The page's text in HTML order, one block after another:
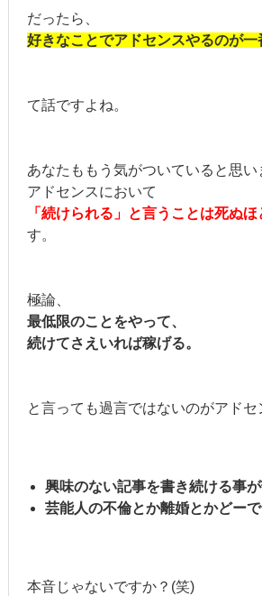
だったら、
好きなことでアドセンスやるのが一
て話ですよね。
あなたももう気がついていると思い
アドセンスにおいて
「続けられる」 と言うことは死ぬ
す。
極論、
最低限のことをやって、
続けてさえいれば稼げる。
と言っても過言ではないのがアドセ
興味のない記事を書き続ける事
芸能人の不倫とか離婚とかどー
本音じゃないですか？(笑)